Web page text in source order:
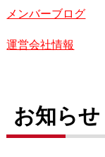
メンバーブログ
運営会社情報
お知らせ